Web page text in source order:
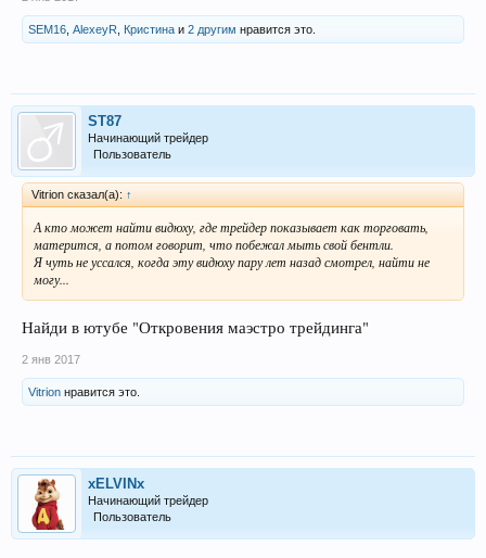
SEM16 AlexeyR Кристина и 2 другим нравится это.
ST87
Начинающий трейдер
Пользователь
Vitrion сказал(а): ↑
А кто может найти видюху, где трейдер показывает как торговать,
матерится, а потом говорит, что побежал мыть свой бентли.
Я чуть не уссался, когда эту видюху пару лет назад смотрел, найти не
могу...
Найди в ютубе "Откровения маэстро трейдинга"
2 янв 2017
Vitrion нравится это.
xELVINx
Начинающий трейдер
Пользователь